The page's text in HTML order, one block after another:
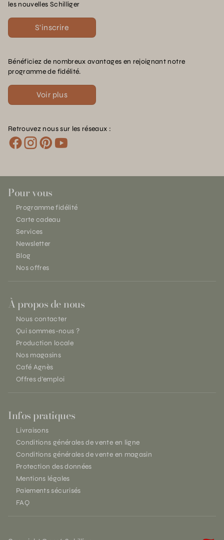
les nouvelles Schilliger
S'inscrire
Bénéficiez de nombreux avantages en rejoignant notre
programme de fidélité.
Voir plus
Retrouvez nous sur les réseaux :
Pour vous
Programme fidélité
Carte cadeau
Services
Newsletter
Blog
Nos offres
À propos de nous
Nous contacter
Qui sommes-nous ?
Production locale
Nos magasins
Café Agnès
Offres d'emploi
Infos pratiques
Livraisons
Conditions générales de vente en ligne
Conditions générales de vente en magasin
Protection des données
Mentions légales
Paiements sécurisés
FAQ